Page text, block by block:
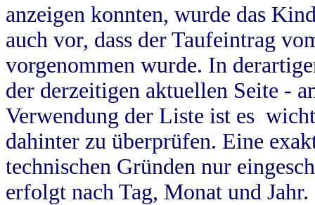
anzeigen konnten, wurde das
auch vor, dass der Taufeintrag
vorgenommen wurde. In
der derzeitigen aktuellen Seite -
Verwendung der Liste ist es
dahinter zu überprüfen. Eine
technischen Gründen nur
erfolgt nach Tag, Monat und Jahr.